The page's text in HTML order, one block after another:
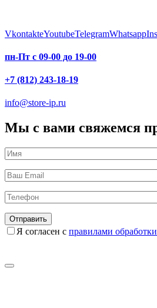
VkontakteYoutubeTelegramWhatsapp
пн-Пт с 09-00 до 19-00
+7 (812) 243-18-19
info@store-ip.ru
Мы с вами свяжемся
Я согласен с правилами